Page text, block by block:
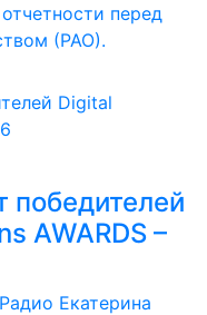
перед
(РАО).
AWARDS –
Екатерина